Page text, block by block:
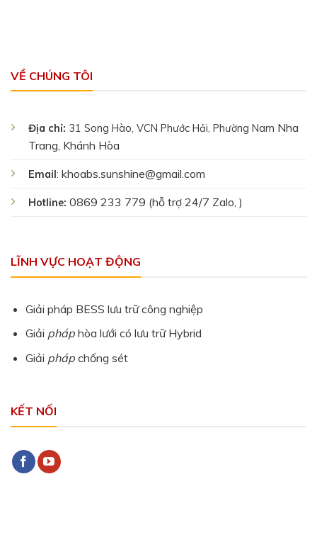
VỀ CHÚNG TÔI
Địa chỉ: 31 Song Hào, VCN Phước Hải, Phường Nam Nha
Trang, Khánh Hòa
Email: khoabs.sunshine@gmail.com
Hotline: 0869 233 779 (hỗ trợ 24/7 Zalo, )
LĨNH VỰC HOẠT ĐỘNG
Giải pháp BESS lưu trữ công nghiệp
Giải pháp hòa lưới có lưu trữ Hybrid
Giải pháp chống sét
KẾT NỐI